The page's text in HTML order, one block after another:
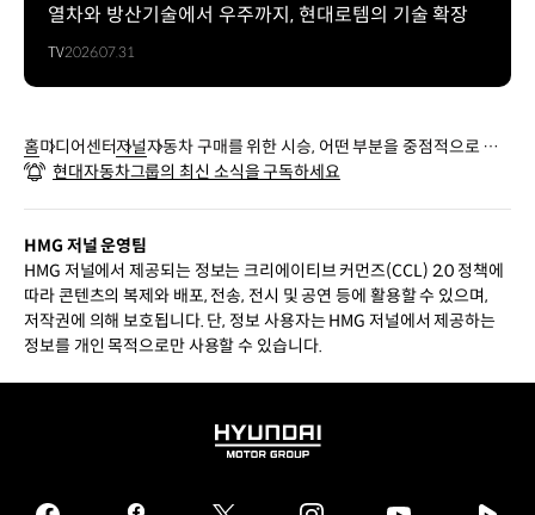
열차와 방산기술에서 우주까지, 현대로템의 기술 확장
TV2026.07.31
홈미디어센터저널자동차 구매를 위한 시승, 어떤 부분을 중점적으로 봐
야할까?
현대자동차그룹의 최신 소식을 구독하세요
HMG 저널 운영팀
HMG 저널에서 제공되는 정보는 크리에이티브 커먼즈(CCL) 2.0 정책에
따라 콘텐츠의 복제와 배포, 전송, 전시 및 공연 등에 활용할 수 있으며,
저작권에 의해 보호됩니다. 단, 정보 사용자는 HMG 저널에서 제공하는
정보를 개인 목적으로만 사용할 수 있습니다.
HYUNDAI
GROUP